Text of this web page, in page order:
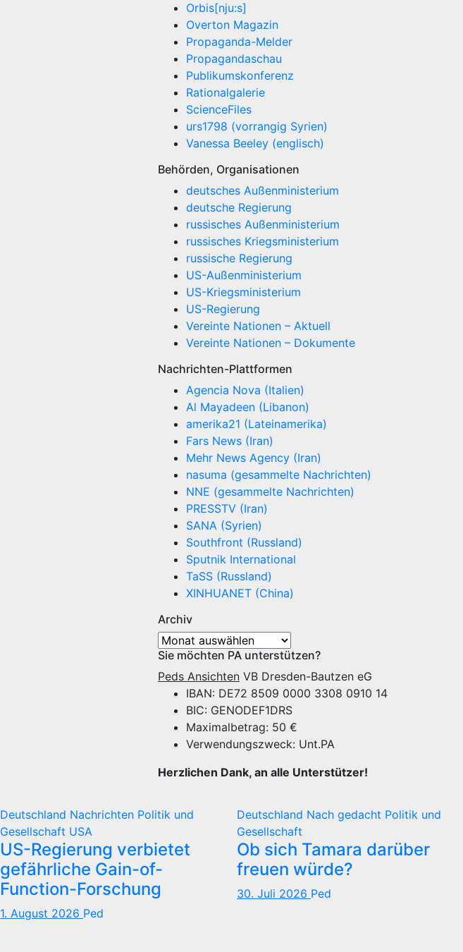
Orbis[nju:s]
Overton Magazin
Propaganda-Melder
Propagandaschau
Publikumskonferenz
Rationalgalerie
ScienceFiles
urs1798 (vorrangig Syrien)
Vanessa Beeley (englisch)
Behörden, Organisationen
deutsches Außenministerium
deutsche Regierung
russisches Außenministerium
russisches Kriegsministerium
russische Regierung
US-Außenministerium
US-Kriegsministerium
US-Regierung
Vereinte Nationen – Aktuell
Vereinte Nationen – Dokumente
Nachrichten-Plattformen
Agencia Nova (Italien)
Al Mayadeen (Libanon)
amerika21 (Lateinamerika)
Fars News (Iran)
Mehr News Agency (Iran)
nasuma (gesammelte Nachrichten)
NNE (gesammelte Nachrichten)
PRESSTV (Iran)
SANA (Syrien)
Southfront (Russland)
Sputnik International
TaSS (Russland)
XINHUANET (China)
Archiv
Archiv
Sie möchten PA unterstützen?
Peds Ansichten VB Dresden-Bautzen eG
IBAN: DE72 8509 0000 3308 0910 14
BIC: GENODEF1DRS
Maximalbetrag: 50 €
Verwendungszweck: Unt.PA
Herzlichen Dank, an alle Unterstützer!
Deutschland Nachrichten Politik und
Gesellschaft USA
US-Regierung verbietet
gefährliche Gain-of-
Function-Forschung
1. August 2026 Ped
Deutschland Nach gedacht Politik und
Gesellschaft
Ob sich Tamara darüber
freuen würde?
30. Juli 2026 Ped